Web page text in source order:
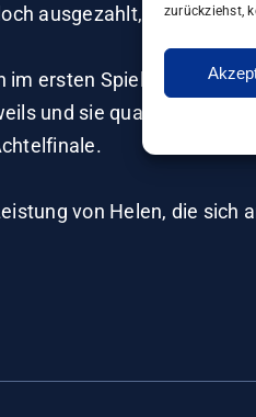
zurückziehst,
ausgezahlt, sie hat im
im ersten Spiel ihr
und sie qualifizierte
von Helen, die